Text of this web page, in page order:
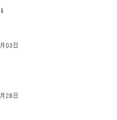
03日
28日